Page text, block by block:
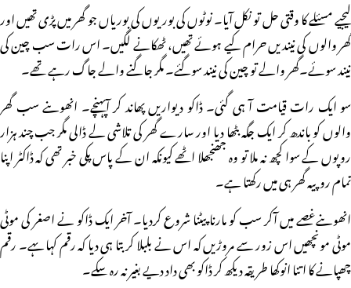
لیجیے مسئلے کا وقتی حل تو نکل آیا۔ نوٹوں کی بوریوں کی بوریاں جو گھر میں پڑی تھیں اور
گھر والوں کی نیندیں حرام کیے ہوئے تھیں، ٹھکانے لگیں۔ اس رات سب چین کی
نیند سوئے۔گھر والے تو چین کی نیند سوگئے۔ مگر جاگنے والے جاگ رہے تھے۔
سو ایک رات قیامت آ ہی گئی۔ ڈاکو دیواریں پھاند کر آپہنچے۔ انھوںنے سب گھر
والوں کو باندھ کر ایک جگہ بٹھا دیا اور سارے گھر کی تلاشی لے ڈالی مگر جب چند ہزار
روپوں کے سوا کچھ نہ ملا تو وہ جھنجھلا اٹھے کیونکہ ان کے پاس پکی خبر تھی کہ ڈاکٹر اپنا
تمام روپیہ گھر ہی میں رکھتا ہے۔
انھوںنےغصے میں آکر سب کو مارنا پیٹنا شروع کردیا۔ آخر ایک ڈاکو نے اصغر کی موٹی
موٹی مونچھیں اس زور سے مروڑیں کہ اس نے بلبلا کر بتا ہی دیا کہ رقم کہا ںہے۔ رقم
چھپانے کا اتنا انوکھا طریقہ دیکھ کر ڈاکو بھی داد دیے بغیر نہ رہ سکے۔